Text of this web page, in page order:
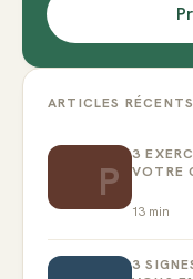
ARTICLES RÉCENTS
P
3
VOTRE
13 min
3